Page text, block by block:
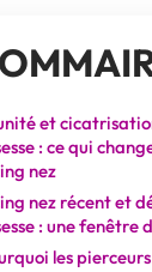
et
: ce qui
nez
nez récent et
: une fenêtre
les